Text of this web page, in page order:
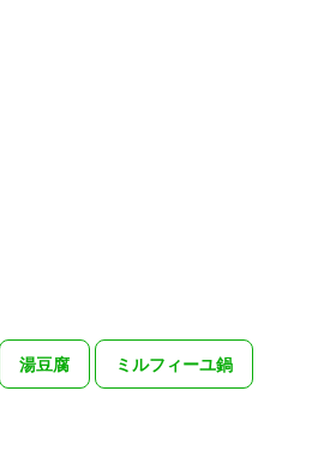
湯豆腐 ミルフィーユ鍋